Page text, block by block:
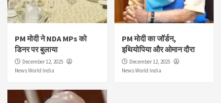
PM मोदी ने NDA MPs को
डिनर पर बुलाया
December 12, 2025
News World India
PM मोदी का जॉर्डन,
इथियोपिया और ओमान दौरा
December 12, 2025
News World India